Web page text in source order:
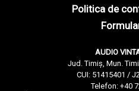
Politica de
AUDIO
Jud. Timiș, Mun.
CUI: 51415401 /
Telefon: +40